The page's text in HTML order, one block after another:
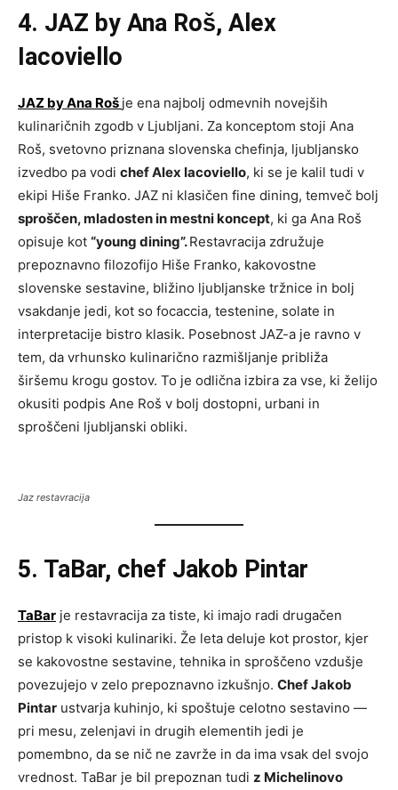
4. JAZ by Ana Roš, Alex
Iacoviello
JAZ by Ana Roš je ena najbolj odmevnih novejših
kulinaričnih zgodb v Ljubljani. Za konceptom stoji Ana
Roš, svetovno priznana slovenska chefinja, ljubljansko
izvedbo pa vodi chef Alex Iacoviello, ki se je kalil tudi v
ekipi Hiše Franko. JAZ ni klasičen fine dining, temveč bolj
sproščen, mladosten in mestni koncept, ki ga Ana Roš
opisuje kot “young dining”.Restavracija združuje
prepoznavno filozofijo Hiše Franko, kakovostne
slovenske sestavine, bližino ljubljanske tržnice in bolj
vsakdanje jedi, kot so focaccia, testenine, solate in
interpretacije bistro klasik. Posebnost JAZ-a je ravno v
tem, da vrhunsko kulinarično razmišljanje približa
širšemu krogu gostov. To je odlična izbira za vse, ki želijo
okusiti podpis Ane Roš v bolj dostopni, urbani in
sproščeni ljubljanski obliki.
Jaz restavracija
5. TaBar, chef Jakob Pintar
TaBar je restavracija za tiste, ki imajo radi drugačen
pristop k visoki kulinariki. Že leta deluje kot prostor, kjer
se kakovostne sestavine, tehnika in sproščeno vzdušje
povezujejo v zelo prepoznavno izkušnjo. Chef Jakob
Pintar ustvarja kuhinjo, ki spoštuje celotno sestavino —
pri mesu, zelenjavi in drugih elementih jedi je
pomembno, da se nič ne zavrže in da ima vsak del svojo
vrednost. TaBar je bil prepoznan tudi z Michelinovo